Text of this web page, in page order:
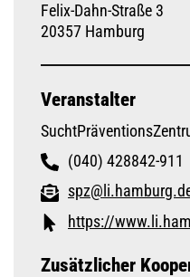
Felix-Dahn-Straße 3
20357 Hamburg
Veranstalter
(040) 428842-911
https://
Zusätzlicher